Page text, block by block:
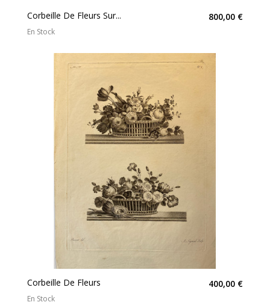
Corbeille De Fleurs Sur... 800,00 €
En Stock
Corbeille De Fleurs 400,00 €
En Stock